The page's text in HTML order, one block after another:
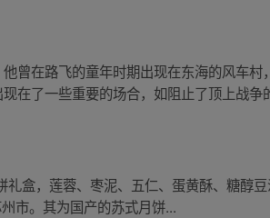
曾在路飞的童年时期出现在东海的风车
在了一些重要的场合，如阻止了顶上战争
盒，莲蓉、枣泥、五仁、蛋黄酥、糖醇
市。其为国产的苏式月饼...